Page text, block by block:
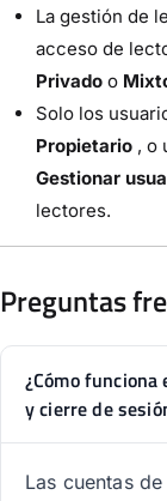
La gestión de
acceso de
Privado o
Solo los
Propietario , o
Gestionar
lectores.
Preguntas
¿Cómo
y cierre de
Las cuentas